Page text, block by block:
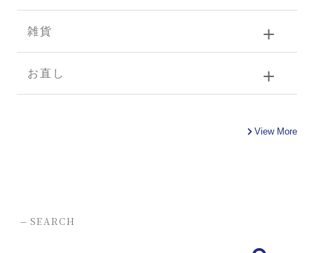
雑貨
お直し
View More
-SEARCH